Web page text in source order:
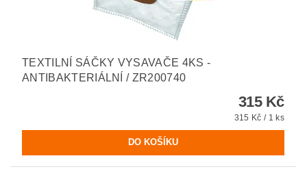
TEXTILNÍ SÁČKY VYSAVAČE 4KS -
ANTIBAKTERIÁLNÍ / ZR200740
315 Kč
315 Kč / 1 ks